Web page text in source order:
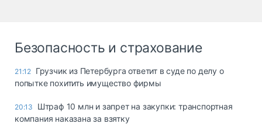
Безопасность и страхование
21:12 Грузчик из Петербурга ответит в суде по делу о
попытке похитить имущество фирмы
20:13
Штраф 10 млн и запрет на закупки: транспортная
компания наказана за взятку